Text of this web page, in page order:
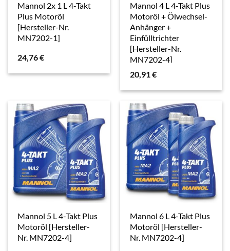
Mannol 2x 1 L 4-Takt
Plus Motoröl
[Hersteller-Nr.
MN7202-1]
24,76€
Mannol 4 L 4-Takt Plus
Motoröl + Ölwechsel-
Anhänger +
Einfülltrichter
[Hersteller-Nr.
MN7202-4]
20,91€
Mannol 5 L 4-Takt Plus
Motoröl [Hersteller-
Nr. MN7202-4]
Mannol 6 L 4-Takt Plus
Motoröl [Hersteller-
Nr. MN7202-4]